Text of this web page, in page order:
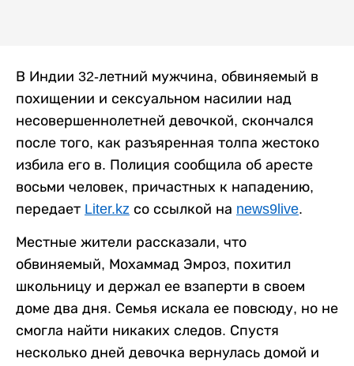
В Индии 32-летний мужчина, обвиняемый в
похищении и сексуальном насилии над
несовершеннолетней девочкой, скончался
после того, как разъяренная толпа жестоко
избила его в. Полиция сообщила об аресте
восьми человек, причастных к нападению,
передает Liter.kz со ссылкой на news9live.
Местные жители рассказали, что
обвиняемый, Мохаммад Эмроз, похитил
школьницу и держал ее взаперти в своем
доме два дня. Семья искала ее повсюду, но не
смогла найти никаких следов. Спустя
несколько дней девочка вернулась домой и